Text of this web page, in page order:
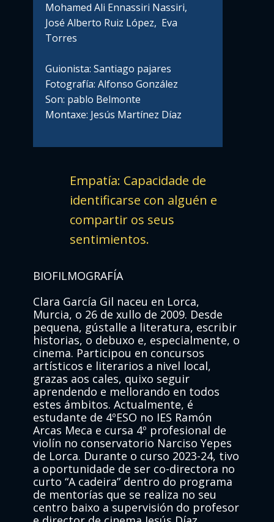
Mohamed Ali Ennassiri Nassiri,
José Alberto Ruiz López, Eva
Torres
Guionista: Santiago pajares
Fotografía: Alfonso González
Son: pablo Belmonte
Montaxe: Jesús Martínez Díaz
Empatía: Capacidade de
identificarse con alguén e
compartir os seus
sentimientos.
BIOFILMOGRAFÍA
Clara García Gil naceu en Lorca,
Murcia, o 26 de xullo de 2009. Desde
pequena, gústalle a literatura, escribir
historias, o debuxo e, especialmente, o
cinema. Participou en concursos
artísticos e literarios a nivel local,
grazas aos cales, quixo seguir
aprendendo e mellorando en todos
estes ámbitos. Actualmente, é
estudante de 4ºESO no IES Ramón
Arcas Meca e cursa 4º profesional de
violín no conservatorio Narciso Yepes
de Lorca. Durante o curso 2023-24, tivo
a oportunidade de ser co-directora no
curto “A cadeira” dentro do programa
de mentorías que se realiza no seu
centro baixo a supervisión do profesor